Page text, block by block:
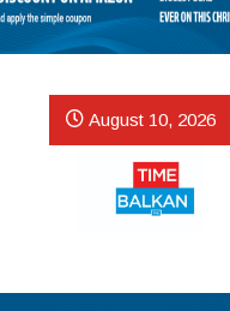
August 10, 2026